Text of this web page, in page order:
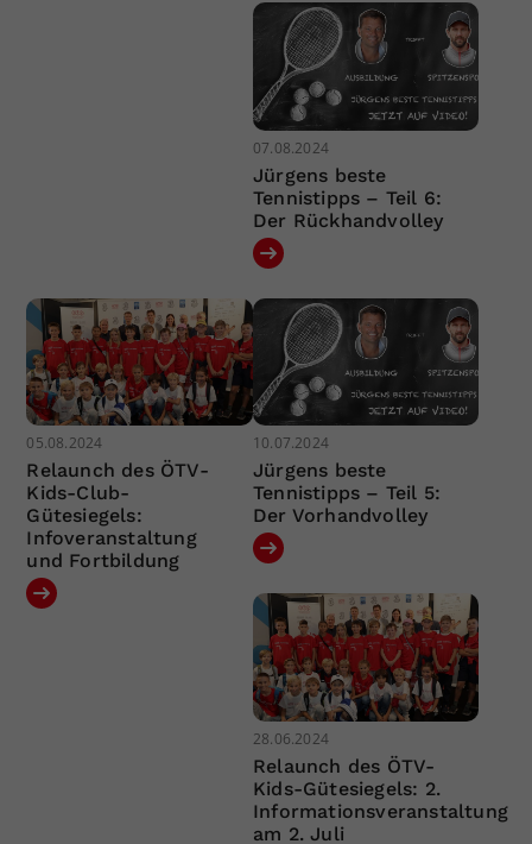
07.08.2024
Jürgens beste
Tennistipps – Teil 6:
Der Rückhandvolley
05.08.2024
Relaunch des ÖTV-
Kids-Club-
Gütesiegels:
Infoveranstaltung
und Fortbildung
10.07.2024
Jürgens beste
Tennistipps – Teil 5:
Der Vorhandvolley
28.06.2024
Relaunch des ÖTV-
Kids-Gütesiegels: 2.
Informationsveranstaltung
am 2. Juli